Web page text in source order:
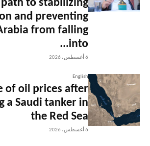
to stabilizing
and preventing
from falling
into...
6 أغسطس، 2026
English
of oil prices after
a Saudi tanker in
the Red Sea
6 أغسطس، 2026